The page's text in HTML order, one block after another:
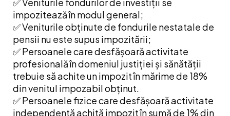
impozitează în modul general;
✅ Veniturile obținute de fondurile nestatale de
pensii nu este supus impozitării;
✅ Persoanele care desfășoară activitate
profesională în domeniul justiției și sănătății
trebuie să achite un impozit în mărime de 18%
din venitul impozabil obținut.
✅ Persoanele fizice care desfășoară activitate
independentă achită impozit în sumă de 1% din